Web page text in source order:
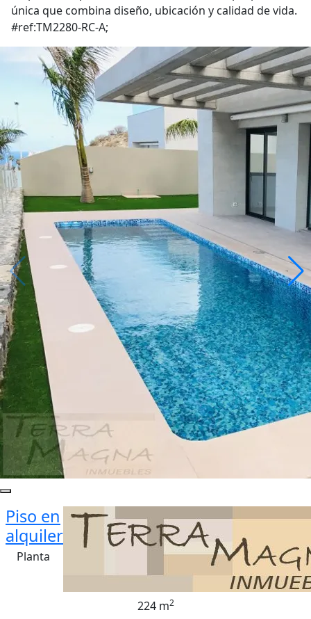
única que combina diseño, ubicación y calidad de vida.
#ref:TM2280-RC-A;
Piso en
alquiler
Planta
224 m2